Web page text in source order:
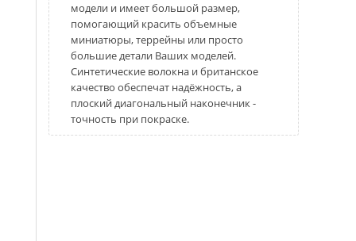
модели и имеет большой размер,
помогающий красить объемные
миниатюры, террейны или просто
большие детали Ваших моделей.
Синтетические волокна и британское
качество обеспечат надёжность, а
плоский диагональный наконечник -
точность при покраске.